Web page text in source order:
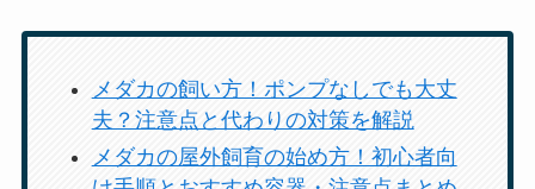
メダカの飼い方！ポンプなしでも大丈
夫？注意点と代わりの対策を解説
メダカの屋外飼育の始め方！初心者向